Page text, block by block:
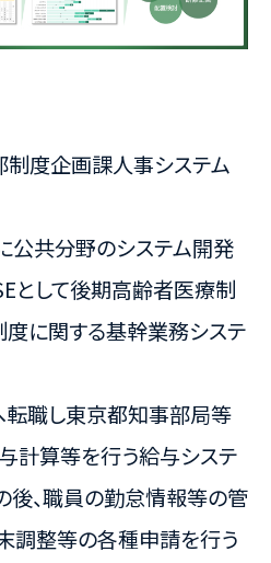
度企画課人事システム
共分野のシステム開発
として後期高齢者医療制
に関する​基幹業務システ
職し​東京都知事部局等
計算等を行う給与シス​テ
後、職員の勤怠情報等の管
調整等の​各種申請を行う